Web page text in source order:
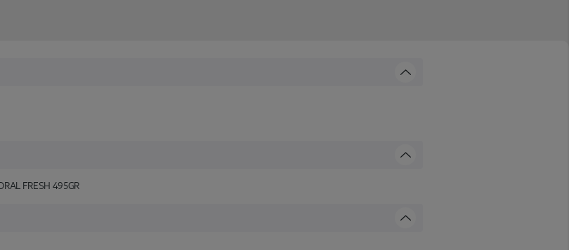
FRESH 495GR